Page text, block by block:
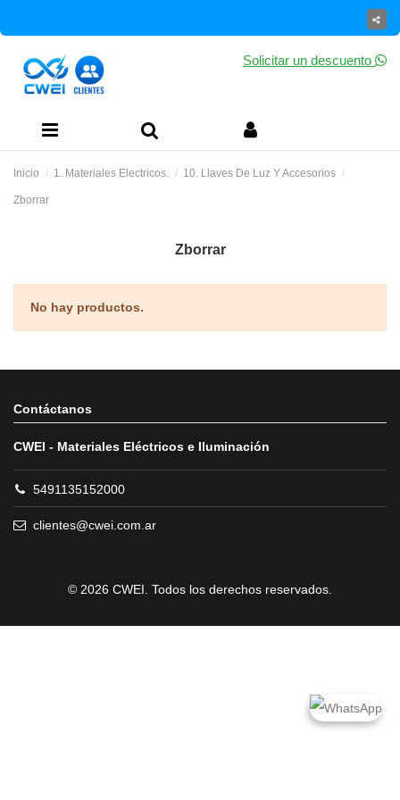
Solicitar un descuento
Inicio 1. Materiales Electricos. 10. Llaves De Luz Y Accesorios
Zborrar
Zborrar
No hay productos.
Contáctanos
CWEI - Materiales Eléctricos e Iluminación
5491135152000
clientes@cwei.com.ar
© 2026 CWEI. Todos los derechos reservados.